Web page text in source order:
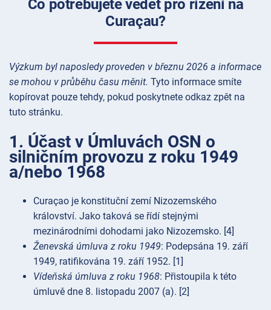
Co potřebujete vědět pro řízení na
Curaçau?
Výzkum byl naposledy proveden v březnu 2026 a informace
se mohou v průběhu času měnit. Tyto informace smíte
kopírovat pouze tehdy, pokud poskytnete odkaz zpět na
tuto stránku.
1. Účast v Úmluvách OSN o
silničním provozu z roku 1949
a/nebo 1968
Curaçao je konstituční zemí Nizozemského
království. Jako taková se řídí stejnými
mezinárodními dohodami jako Nizozemsko. [4]
Ženevská úmluva z roku 1949: Podepsána 19. září
1949, ratifikována 19. září 1952. [1]
Vídeňská úmluva z roku 1968: Přistoupila k této
úmluvě dne 8. listopadu 2007 (a). [2]